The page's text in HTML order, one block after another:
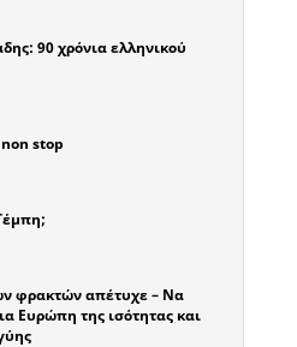
90 χρόνια ελληνικού
stop
φρακτών απέτυχε – Να
Ευρώπη της ισότητας και